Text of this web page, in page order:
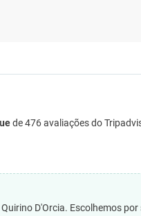
de 476 avaliações do
D'Orcia. Escolhemos